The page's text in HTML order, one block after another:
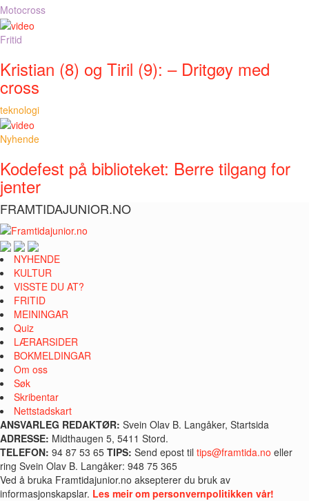
Motocross
Fritid
Kristian (8) og Tiril (9): – Dritgøy med
cross
teknologi
Nyhende
Kodefest på biblioteket: Berre tilgang for
jenter
FRAMTIDAJUNIOR.NO
NYHENDE
KULTUR
VISSTE DU AT?
FRITID
MEININGAR
Quiz
LÆRARSIDER
BOKMELDINGAR
Om oss
Søk
Skribentar
Nettstadskart
ANSVARLEG REDAKTØR: Svein Olav B. Langåker, Startsida
ADRESSE: Midthaugen 5, 5411 Stord.
TELEFON: 94 87 53 65 TIPS: Send epost til tips@framtida.no eller
ring Svein Olav B. Langåker: 948 75 365
Ved å bruka Framtidajunior.no aksepterer du bruk av
informasjonskapslar. Les meir om personvernpolitikken vår!